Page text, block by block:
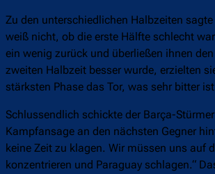
Zu den unterschiedlichen Halbzeiten sagte
weiß nicht, ob die erste Hälfte schlecht
ein wenig zurück und überließen ihnen
zweiten Halbzeit besser wurde, erzielten
stärksten Phase das Tor, was sehr bitter
Schlussendlich schickte der Barça-
Kampfansage an den nächsten Gegner
keine Zeit zu klagen. Wir müssen uns auf
konzentrieren und Paraguay schlagen.“